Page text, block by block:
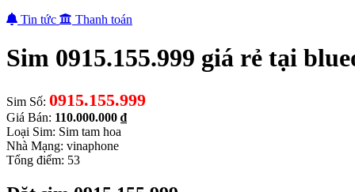
Tin tức
Thanh toán
Sim 0915.155.999 giá rẻ tại
Sim Số: 0915.155.999
Giá Bán: 110.000.000 ₫
Loại Sim: Sim tam hoa
Nhà Mạng: vinaphone
Tổng điểm: 53